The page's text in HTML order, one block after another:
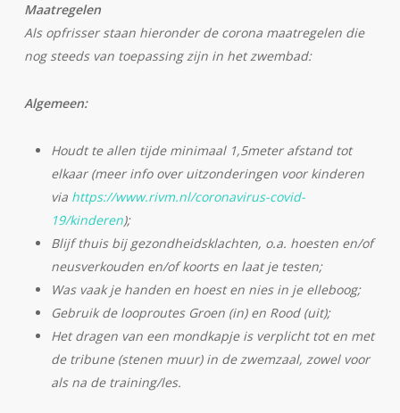
Maatregelen
Als opfrisser staan hieronder de corona maatregelen die
nog steeds van toepassing zijn in het zwembad:
Algemeen:
Houdt te allen tijde minimaal 1,5meter afstand tot
elkaar (meer info over uitzonderingen voor kinderen
via https://www.rivm.nl/coronavirus-covid-
19/kinderen);
Blijf thuis bij gezondheidsklachten, o.a. hoesten en/of
neusverkouden en/of koorts en laat je testen;
Was vaak je handen en hoest en nies in je elleboog;
Gebruik de looproutes Groen (in) en Rood (uit);
Het dragen van een mondkapje is verplicht tot en met
de tribune (stenen muur) in de zwemzaal, zowel voor
als na de training/les.